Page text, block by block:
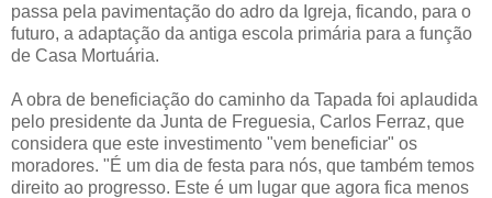
passa pela pavimentação do adro da Igreja, ficando, para o
futuro, a adaptação da antiga escola primária para a função
de Casa Mortuária.
A obra de beneficiação do caminho da Tapada foi aplaudida
pelo presidente da Junta de Freguesia, Carlos Ferraz, que
considera que este investimento "vem beneficiar" os
moradores. "É um dia de festa para nós, que também temos
direito ao progresso. Este é um lugar que agora fica menos